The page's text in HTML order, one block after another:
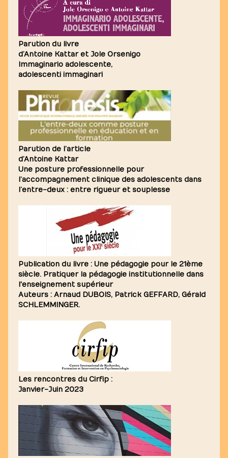
Parution du livre
d’Antoine Kattar et Jole Orsenigo
Immaginario adolescente,
adolescenti immaginari
Parution de l’article
d’Antoine Kattar
Une posture professionnelle pour
l’accompagnement clinique des adolescents dans
l’entre-deux : entre rigueur et souplesse
Publication du livre : Une pédagogie pour le 21ème
siècle. Pratiquer la pédagogie institutionnelle dans
l'enseignement supérieur
Auteurs : Arnaud DUBOIS, Patrick GEFFARD, Gérald
SCHLEMMINGER.
Les rencontres du Cirfip :
Janvier-Juin 2023